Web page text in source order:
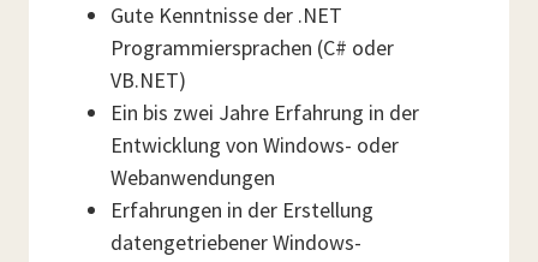
Gute Kenntnisse der .NET
Programmiersprachen (C# oder
VB.NET)
Ein bis zwei Jahre Erfahrung in der
Entwicklung von Windows- oder
Webanwendungen
Erfahrungen in der Erstellung
datengetriebener Windows-